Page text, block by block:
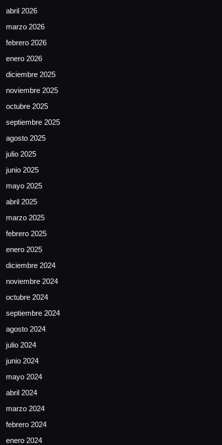
abril 2026
marzo 2026
febrero 2026
enero 2026
diciembre 2025
noviembre 2025
octubre 2025
septiembre 2025
agosto 2025
julio 2025
junio 2025
mayo 2025
abril 2025
marzo 2025
febrero 2025
enero 2025
diciembre 2024
noviembre 2024
octubre 2024
septiembre 2024
agosto 2024
julio 2024
junio 2024
mayo 2024
abril 2024
marzo 2024
febrero 2024
enero 2024